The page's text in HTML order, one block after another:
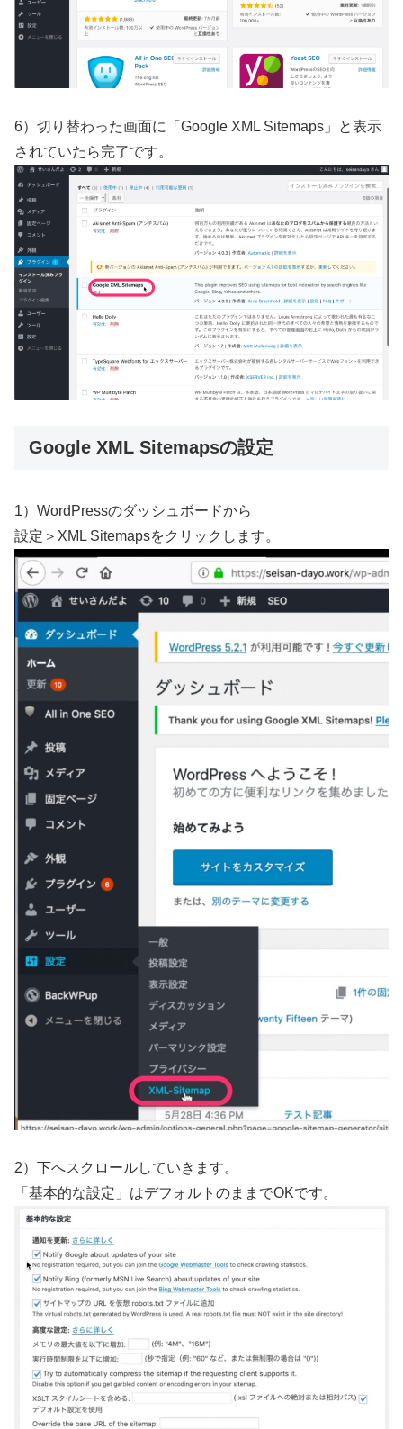
6）切り替わった画面に「Google XML Sitemaps」と表示
されていたら完了です。
Google XML Sitemapsの設定
1）WordPressのダッシュボードから
設定＞XML Sitemapsをクリックします。
2）下へスクロールしていきます。
「基本的な設定」はデフォルトのままでOKです。